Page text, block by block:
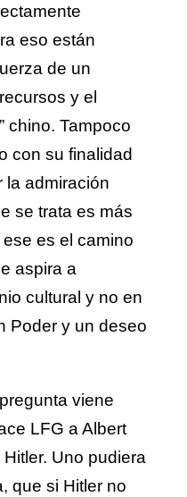
eso están
de un
y el
chino. Tampoco
con su finalidad
la admiración
se trata es más
es el camino
aspira a
cultural y no en
Poder y un deseo
viene
LFG a Albert
Uno pudiera
que si Hitler no